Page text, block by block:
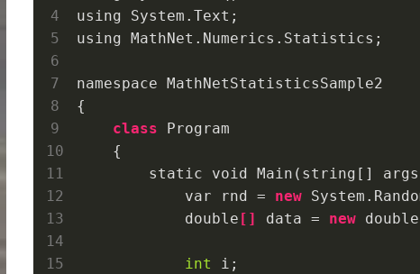
using System.Text;
using MathNet.Numerics.Statistics;
namespace MathNetStatisticsSample2
{
class Program
    {
        static void
Main( string [] args
            var rnd =
new System.
            double
[] data = new double
int i;